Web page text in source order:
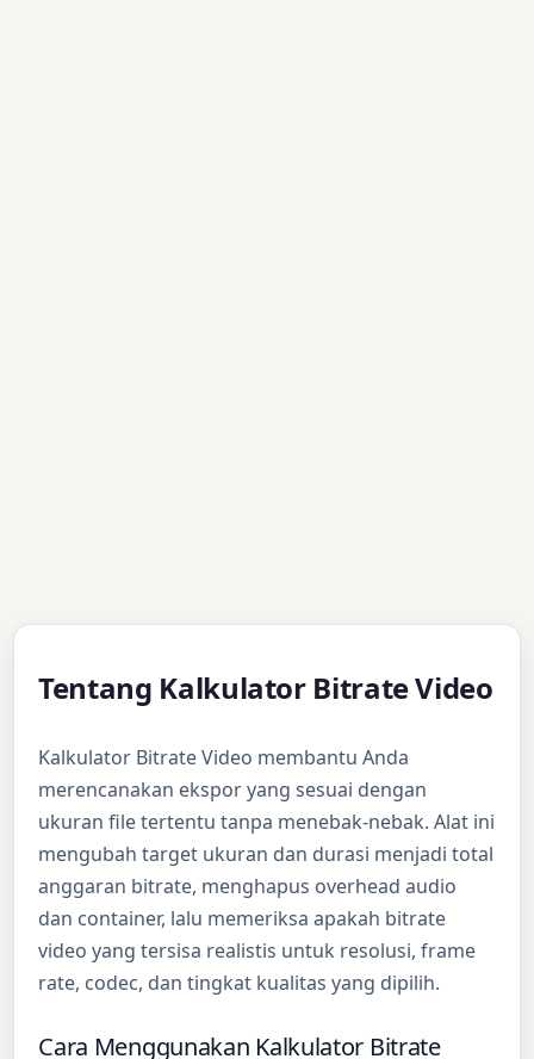
Tentang Kalkulator Bitrate Video
Kalkulator Bitrate Video membantu Anda
merencanakan ekspor yang sesuai dengan
ukuran file tertentu tanpa menebak-nebak. Alat ini
mengubah target ukuran dan durasi menjadi total
anggaran bitrate, menghapus overhead audio
dan container, lalu memeriksa apakah bitrate
video yang tersisa realistis untuk resolusi, frame
rate, codec, dan tingkat kualitas yang dipilih.
Cara Menggunakan Kalkulator Bitrate